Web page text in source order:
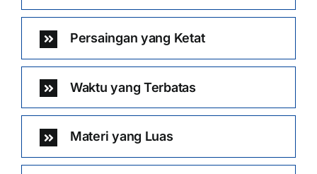
Persaingan yang Ketat
Waktu yang Terbatas
Materi yang Luas